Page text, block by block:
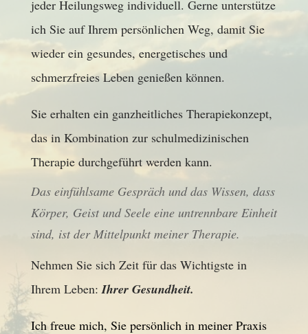
jeder Heilungsweg individuell. Gerne unterstütze
ich Sie auf Ihrem persönlichen Weg, damit Sie
wieder ein gesundes, energetisches und
schmerzfreies Leben genießen können.
Sie erhalten ein ganzheitliches Therapiekonzept,
das in Kombination zur schulmedizinischen
Therapie durchgeführt werden kann.
Das einfühlsame Gespräch und das Wissen, dass
Körper, Geist und Seele eine untrennbare Einheit
sind, ist der Mittelpunkt meiner Therapie.
Nehmen Sie sich Zeit für das Wichtigste in
Ihrem Leben:Ihrer Gesundheit.
Ich freue mich, Sie persönlich in meiner Praxis